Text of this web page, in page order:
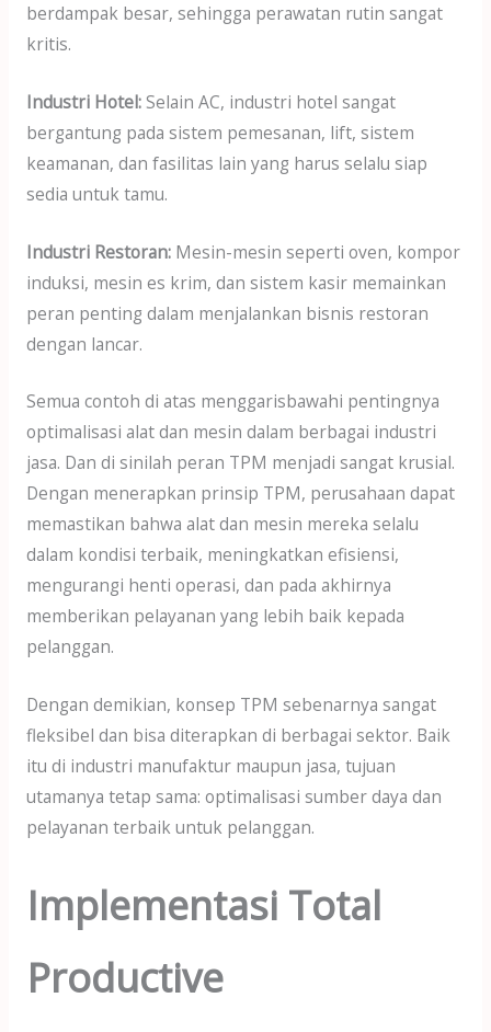
berdampak besar, sehingga perawatan rutin sangat
kritis.
Industri Hotel:Selain AC, industri hotel sangat
bergantung pada sistem pemesanan, lift, sistem
keamanan, dan fasilitas lain yang harus selalu siap
sedia untuk tamu.
Industri Restoran:Mesin-mesin seperti oven, kompor
induksi, mesin es krim, dan sistem kasir memainkan
peran penting dalam menjalankan bisnis restoran
dengan lancar.
Semua contoh di atas menggarisbawahi pentingnya
optimalisasi alat dan mesin dalam berbagai industri
jasa. Dan di sinilah peran TPM menjadi sangat krusial.
Dengan menerapkan prinsip TPM, perusahaan dapat
memastikan bahwa alat dan mesin mereka selalu
dalam kondisi terbaik, meningkatkan efisiensi,
mengurangi henti operasi, dan pada akhirnya
memberikan pelayanan yang lebih baik kepada
pelanggan.
Dengan demikian, konsep TPM sebenarnya sangat
fleksibel dan bisa diterapkan di berbagai sektor. Baik
itu di industri manufaktur maupun jasa, tujuan
utamanya tetap sama: optimalisasi sumber daya dan
pelayanan terbaik untuk pelanggan.
Implementasi Total
Productive